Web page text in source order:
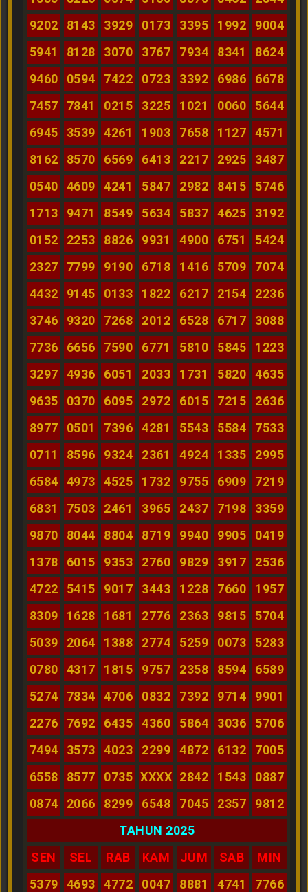
9202
8143 3929 0173 3395 1992
9004
5941
8128 3070 3767 7934 8341
8624
9460
0594 7422 0723 3392 6986
6678
7457
7841 0215 3225 1021 0060
5644
6945
3539 4261 1903 7658 1127
4571
8162
8570 6569 6413 2217 2925
3487
0540
4609 4241 5847 2982 8415
5746
1713
9471 8549 5634 5837 4625
3192
0152
2253 8826 9931 4900 6751
5424
2327
7799 9190 6718 1416 5709
7074
4432
9145 0133 1822 6217 2154
2236
3746
9320 7268 2012 6528 6717
3088
7736
6656 7590 6771 5810 5845
1223
3297
4936 6051 2033 1731 5820
4635
9635
0370 6095 2972 6015 7215
2636
8977
0501 7396 4281 5543 5584
7533
0711
8596 9324 2361 4924 1335
2995
6584
4973 4525 1732 9755 6909
7219
6831
7503 2461 3965 2437 7198
3359
9870
8044 8804 8719 9940 9905
0419
1378
6015 9353 2760 9829 3917
2536
4722
5415 9017 3443 1228 7660
1957
8309
1628 1681 2776 2363 9815
5704
5039
2064 1388 2774 5259 0073
5283
0780
4317 1815 9757 2358 8594
6589
5274
7834 4706 0832 7392 9714
9901
2276
7692 6435 4360 5864 3036
5706
7494
3573 4023 2299 4872 6132
7005
6558
8577 0735 XXXX 2842 1543
0887
0874
2066 8299 6548 7045 2357
9812
TAHUN 2025
SEN
SEL RAB KAM JUM SAB
MIN
5379
4693 4772 0047 8881 4741
7766